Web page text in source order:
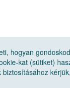
hogyan
kat (sütiket)